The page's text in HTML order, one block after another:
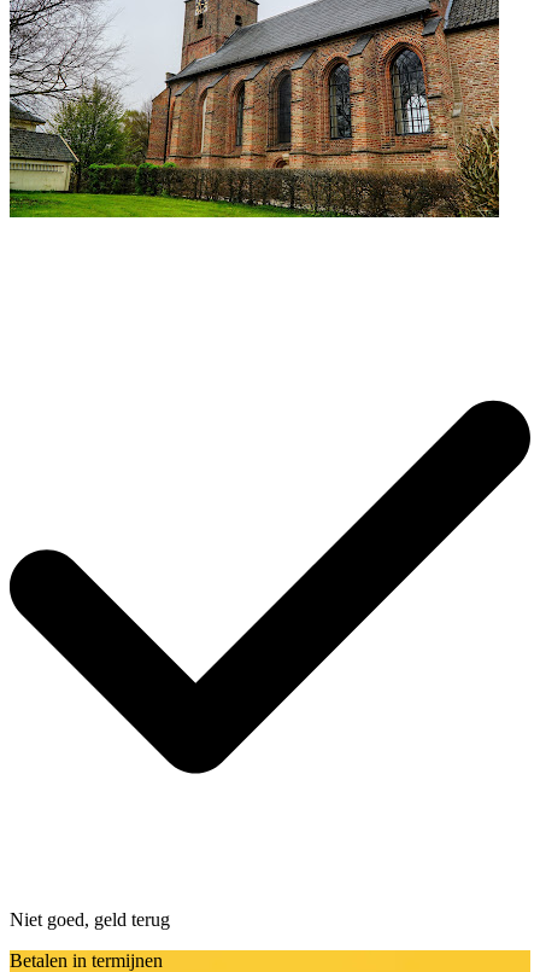
Niet goed, geld terug
Betalen in termijnen